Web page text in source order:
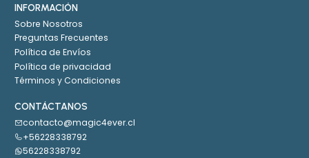
INFORMACIÓN
Sobre Nosotros
Preguntas Frecuentes
Política de Envíos
Política de privacidad
Términos y Condiciones
CONTÁCTANOS
contacto@magic4ever.cl
+56228338792
56228338792